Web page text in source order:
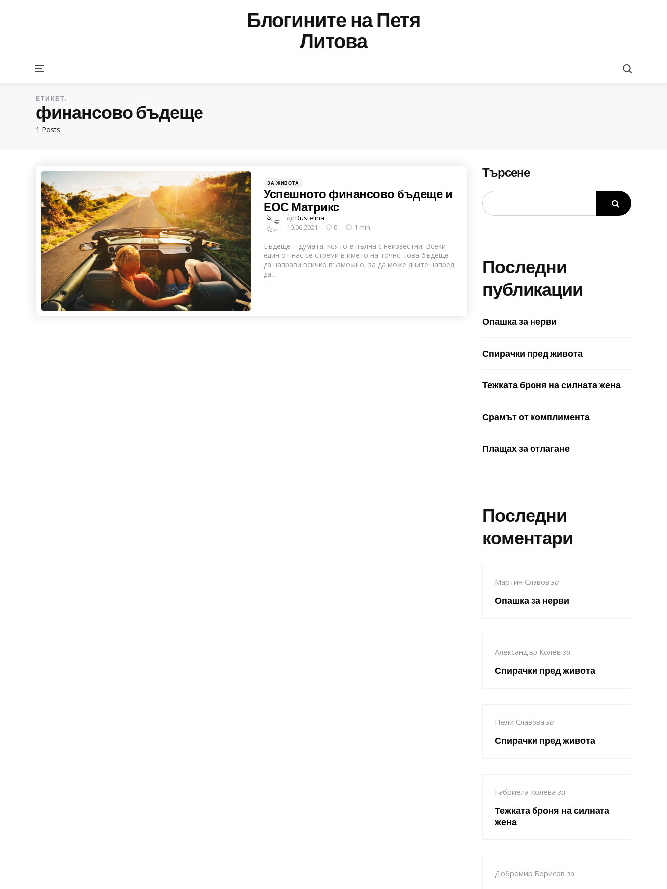
Блогините на Петя
Литова
Menu
1 Posts
ЕТИКЕТ:
финансово бъдеще
Categories
Posted
ЗА ЖИВОТА
Успешното финансово бъдеще и
ЕОС Матрикс
Posted
by
byDustelina
10.06.2021
0 1 min
Бъдеще – думата, която е пълна с неизвестни. Всеки
един от нас се стреми в името на точно това бъдеще
да направи всичко възможно, за да може дните напред
да...
Търсене
Последни
публикации
Опашка за нерви
Спирачки пред живота
Тежката броня на силната жена
Срамът от комплимента
Плащах за отлагане
Последни
коментари
Мартин Славов за
Опашка за нерви
Александър Колев за
Спирачки пред живота
Нели Славова за
Спирачки пред живота
Габриела Колева за
Тежката броня на силната
жена
Добромир Борисов за